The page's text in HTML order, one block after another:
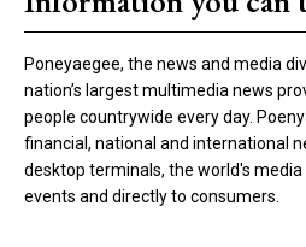
Poneyaegee, the news and media
nation’s largest multimedia news
people countrywide every day.
financial, national and international
desktop terminals, the world's
events and directly to consumers.